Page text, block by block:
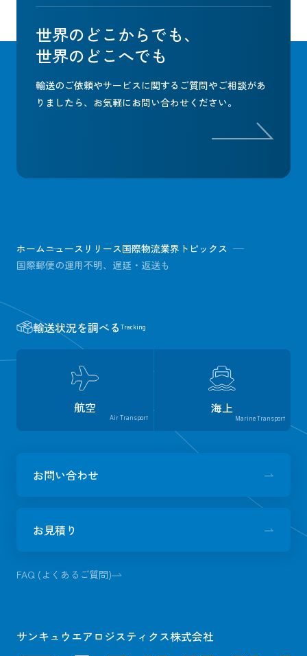
世界のどこからでも、
世界のどこへでも
輸送のご依頼やサービスに関するご質問やご相談があ
りましたら、 お気軽にお問い合わせください。
ホームニュースリリース国際物流業界トピックス
国際郵便の運用不明、遅延・返送も
輸送状況を調べる Tracking
航空
Air Transport
海上
Marine Transport
お問い合わせ
お見積り
FAQ (よくあるご質問)
サンキュウエアロジスティクス株式会社